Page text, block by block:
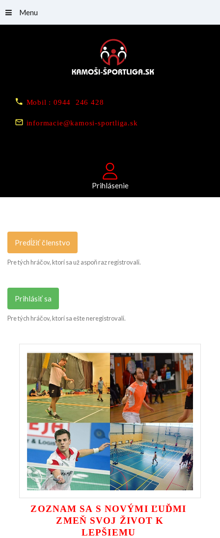
Mobil : 0944 246 428
informacie@kamosi-sportliga.sk
Prihlásenie
Menu
Predĺžiť členstvo
Pre tých hráčov, ktorí sa už aspoň raz registrovali.
Prihlásiť sa
Pre tých hráčov, ktorí sa ešte neregistrovali.
ZOZNAM SA S NOVÝMI ĽUĎMI
ZMEŇ SVOJ ŽIVOT K
LEPŠIEMU